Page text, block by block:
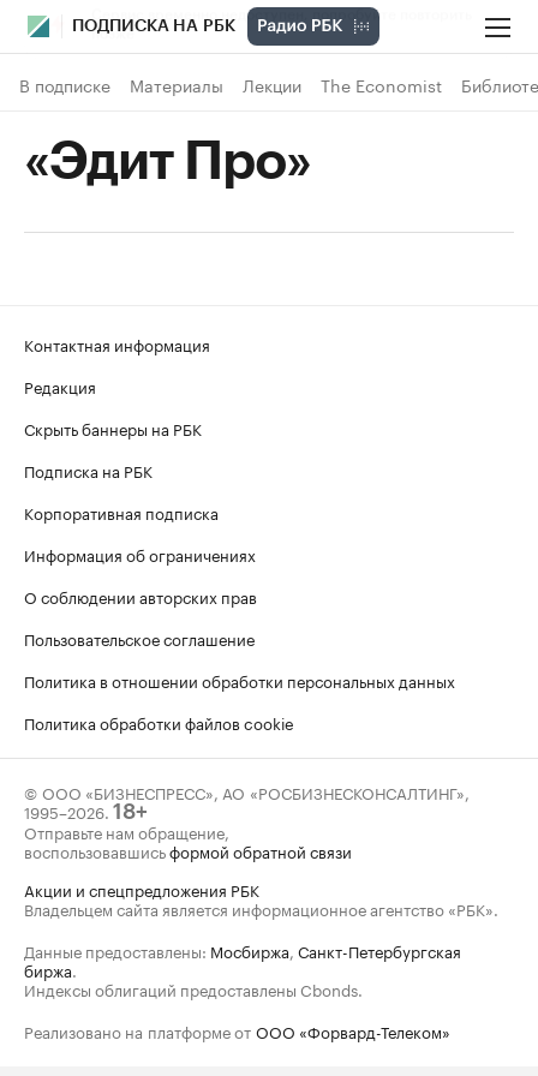
ПОДПИСКА НА РБК
В подписке Материалы Лекции The Economist
«Эдит Про»
Контактная информация
Редакция
Скрыть баннеры на РБК
Подписка на РБК
Корпоративная подписка
Информация об ограничениях
О соблюдении авторских прав
Пользовательское соглашение
Политика в отношении обработки персональных данных
Политика обработки файлов cookie
© ООО «БИЗНЕСПРЕСС», АО «РОСБИЗНЕСКОНСАЛТИНГ»,
1995–2026. 18+
Отправьте нам обращение,
воспользовавшисьформой обратной связи
Акции и спецпредложения РБК
Владельцем сайта является информационное агентство «РБК».
Данные предоставлены: Мосбиржа, Санкт-Петербургская
биржа.
Индексы облигаций предоставлены Cbonds.
Реализовано на платформе от ООО «Форвард-Телеком»